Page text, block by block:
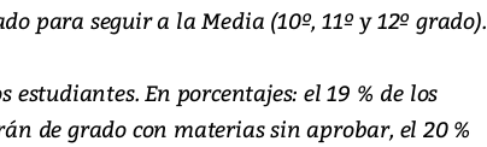
para seguir a la Media (10º, 11º y 12º grado).
estudiantes. En porcentajes: el 19 % de los
de grado con materias sin aprobar, el 20 %